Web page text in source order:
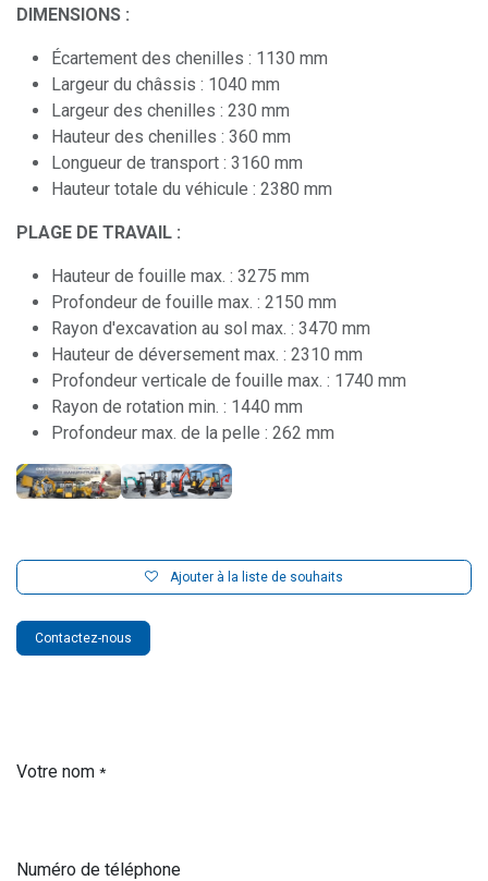
DIMENSIONS :
Écartement des chenilles : 1130 mm
Largeur du châssis : 1040 mm
Largeur des chenilles : 230 mm
Hauteur des chenilles : 360 mm
Longueur de transport : 3160 mm
Hauteur totale du véhicule : 2380 mm
PLAGE DE TRAVAIL :
Hauteur de fouille max. : 3275 mm
Profondeur de fouille max. : 2150 mm
Rayon d'excavation au sol max. : 3470 mm
Hauteur de déversement max. : 2310 mm
Profondeur verticale de fouille max. : 1740 mm
Rayon de rotation min. : 1440 mm
Profondeur max. de la pelle : 262 mm
Ajouter à la liste de souhaits
Contactez-nous
Votre nom *
Numéro de téléphone